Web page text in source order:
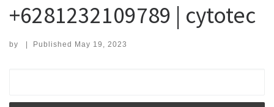
+6281232109789 | cytotec
by | Published May 19, 2023